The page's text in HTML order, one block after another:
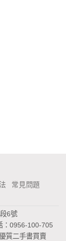
常見問題
6號
：0956-100-705
質二手書買賣